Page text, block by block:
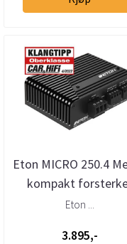
Eton MICRO 250.4
kompakt
2x45W+2x80W
Eton ...
3.895,-